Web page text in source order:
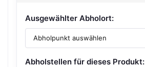
Ausgewählter Abholort:
Abholstellen für dieses Produkt: